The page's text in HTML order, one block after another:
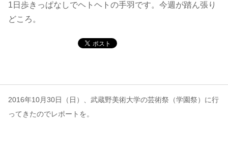
1日歩きっぱなしでヘトヘトの手羽です。今週が踏ん張り
どころ。
2016年10月30日（日）、武蔵野美術大学の芸術祭（学園祭）に行
ってきたのでレポートを。
コンテンツ
このサイトについて